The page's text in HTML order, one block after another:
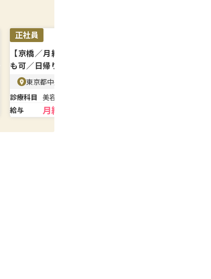
正社員
【京橋／月給32万〜】年間休日125日
も可／日帰り手術×美容皮膚でスキル
アップ東京都中央区 JR渋谷駅
診療科目 美容皮膚科
給与
月給32万〜